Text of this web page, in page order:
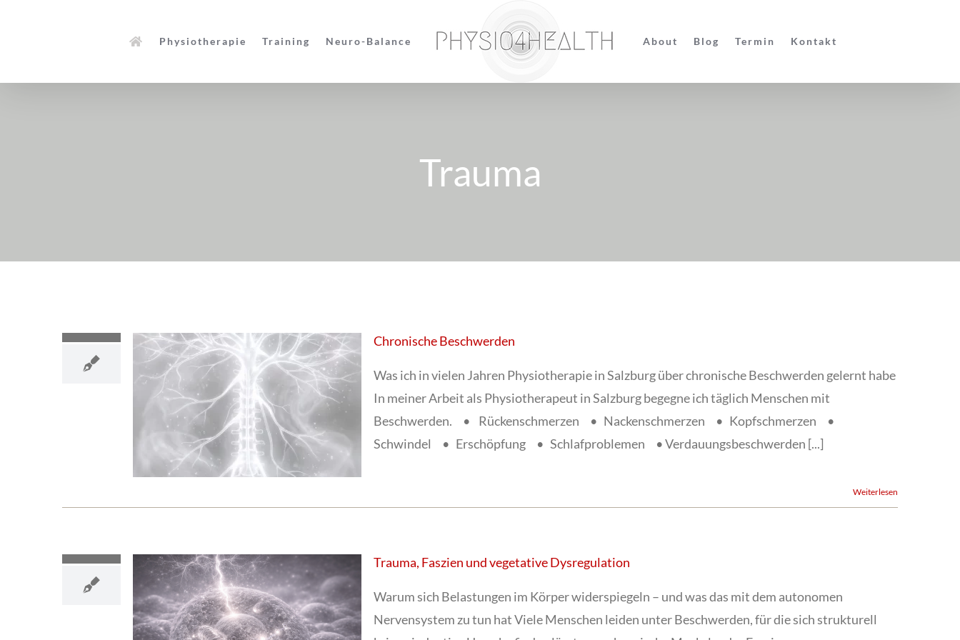
Physiotherapie Training Neuro-Balance About Blog Termin Kontakt
Trauma
Chronische Beschwerden
Was ich in vielen Jahren Physiotherapie in Salzburg über chronische Beschwerden gelernt habe
In meiner Arbeit als Physiotherapeut in Salzburg begegne ich täglich Menschen mit
Beschwerden. • Rückenschmerzen • Nackenschmerzen • Kopfschmerzen •
Schwindel • Erschöpfung • Schlafproblemen • Verdauungsbeschwerden [...]
Weiterlesen
Trauma, Faszien und vegetative Dysregulation
Warum sich Belastungen im Körper widerspiegeln – und was das mit dem autonomen
Nervensystem zu tun hat Viele Menschen leiden unter Beschwerden, für die sich strukturell